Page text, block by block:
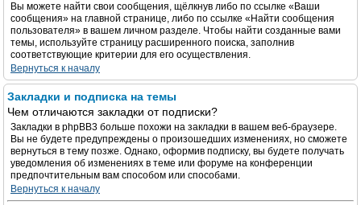
Вы можете найти свои сообщения, щёлкнув либо по ссылке «Ваши
сообщения» на главной странице, либо по ссылке «Найти сообщения
пользователя» в вашем личном разделе. Чтобы найти созданные вами
темы, используйте страницу расширенного поиска, заполнив
соответствующие критерии для его осуществления.
Вернуться к началу
Закладки и подписка на темы
Чем отличаются закладки от подписки?
Закладки в phpBB3 больше похожи на закладки в вашем веб-браузере.
Вы не будете предупреждены о произошедших изменениях, но сможете
вернуться в тему позже. Однако, оформив подписку, вы будете получать
уведомления об изменениях в теме или форуме на конференции
предпочтительным вам способом или способами.
Вернуться к началу